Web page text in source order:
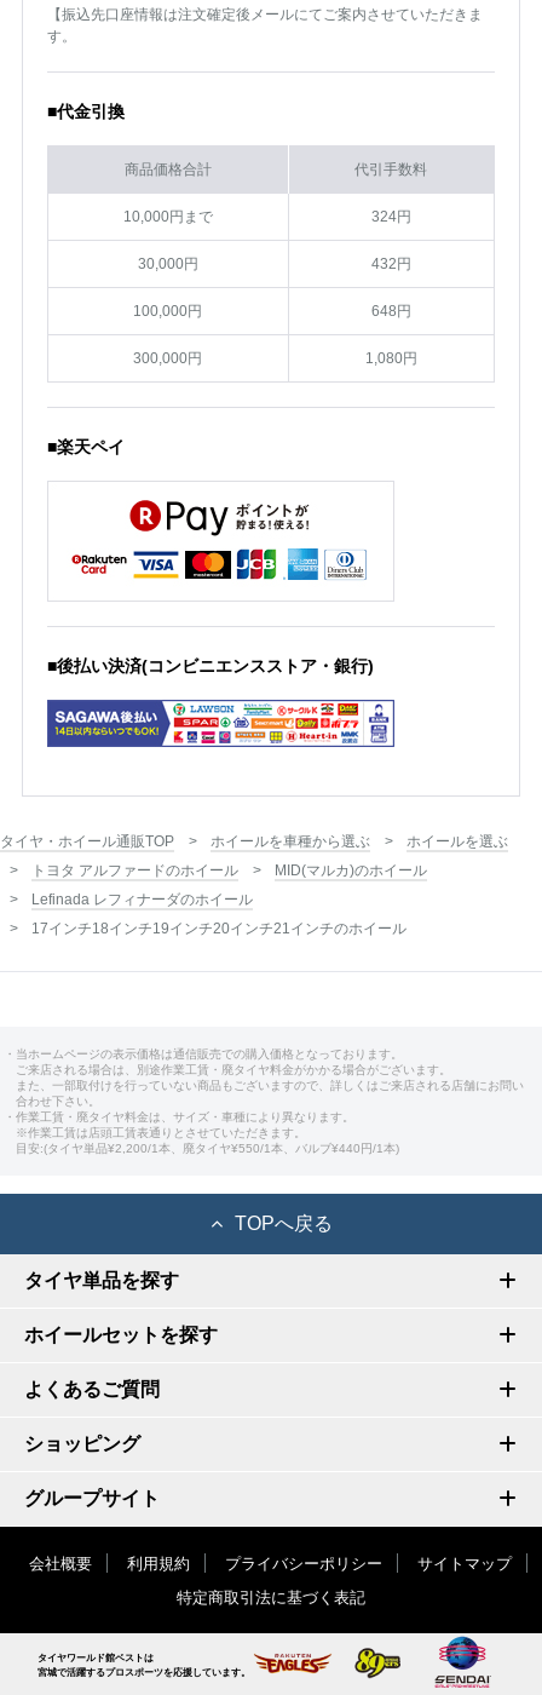
【振込先口座情報は注文確定後メールにてご案内させていただきま
す。
■代金引換
商品価格合計 代引手数料
10,000円まで 324円
30,000円 432円
100,000円 648円
300,000円 1,080円
■楽天ペイ
■後払い決済(コンビニエンスストア・銀行)
タイヤ・ホイール通販TOP ホイールを車種から選ぶ
ホイールを選ぶ
トヨタ アルファードのホイール
MID(マルカ)のホイール
Lefinada レフィナーダのホイール
17インチ18インチ19インチ20インチ21インチのホイール
・当ホームページの表示価格は通信販売での購入価格となっております。
ご来店される場合は、別途作業工賃・廃タイヤ料金がかかる場合がございます。
また、一部取付けを行っていない商品もございますので、詳しくはご来店される店舗にお問い
合わせ下さい。
・作業工賃・廃タイヤ料金は、サイズ・車種により異なります。
※作業工賃は店頭工賃表通りとさせていただきます。
目安:(タイヤ単品¥2,200/1本、廃タイヤ¥550/1本、バルブ¥440円/1本)
TOPへ戻る
タイヤ単品を探す
ホイールセットを探す
よくあるご質問
ショッピング
グループサイト
会社概要 利用規約 プライバシーポリシー
サイトマップ
特定商取引法に基づく表記
タイヤワールド館ベストは
宮城で活躍するプロスポーツを応援しています。